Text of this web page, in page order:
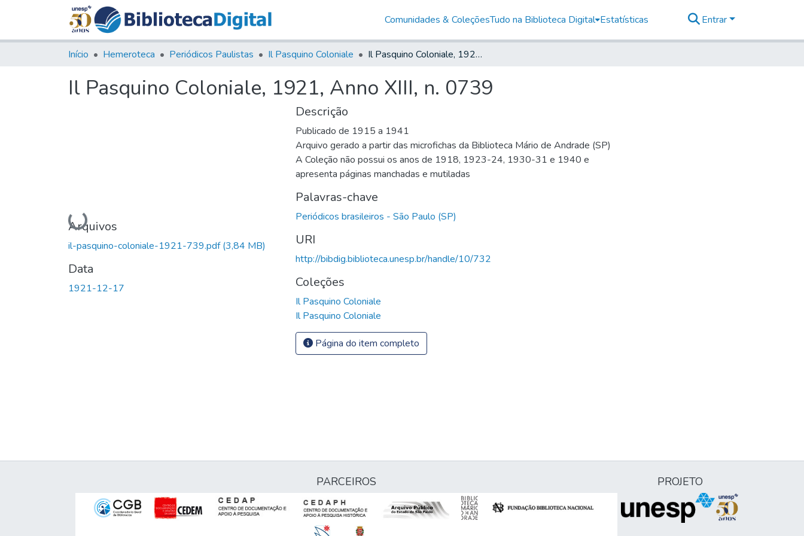
Comunidades & ColeçõesTudo na Biblioteca Digital Estatísticas Entrar
Início Hemeroteca Periódicos Paulistas Il Pasquino Coloniale Il Pasquino Coloniale, 1921, Anno XIII, n. 0739
Il Pasquino Coloniale, 1921, Anno XIII, n. 0739
Carregando...
Arquivos
il-pasquino-coloniale-1921-739.pdf(3,84 MB)
Data
1921-12-17
Descrição
Publicado de 1915 a 1941
Arquivo gerado a partir das microfichas da Biblioteca Mário de Andrade (SP)
A Coleção não possui os anos de 1918, 1923-24, 1930-31 e 1940 e
apresenta páginas manchadas e mutiladas
Palavras-chave
Periódicos brasileiros - São Paulo (SP)
URI
http://bibdig.biblioteca.unesp.br/handle/10/732
Coleções
Il Pasquino Coloniale
Il Pasquino Coloniale
Página do item completo
PARCEIROS PROJETO